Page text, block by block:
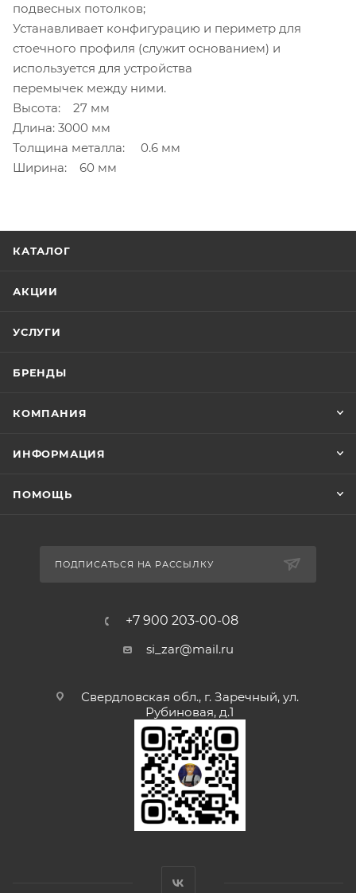
подвесных потолков;
Устанавливает конфигурацию и периметр для
стоечного профиля (служит основанием) и
используется для устройства
перемычек между ними.
Высота: 27 мм
Длина: 3000 мм
Толщина металла: 0.6 мм
Ширина: 60 мм
КАТАЛОГ
АКЦИИ
УСЛУГИ
БРЕНДЫ
КОМПАНИЯ
ИНФОРМАЦИЯ
ПОМОЩЬ
ПОДПИСАТЬСЯ НА РАССЫЛКУ
+7 900 203-00-08
si_zar@mail.ru
Свердловская обл., г. Заречный, ул.
Рубиновая, д.1